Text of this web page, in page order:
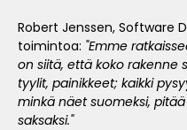
Robert Jenssen, Software
toimintoa: "Emme
on siitä, että koko rakenne
tyylit, painikkeet; kaikki
minkä näet suomeksi,
saksaksi."